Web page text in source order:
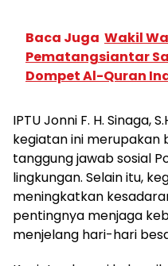
Baca Juga Wakil
Pematangsiantar
Dompet Al-Quran
IPTU Jonni F. H. Sinaga,
kegiatan ini merupakan
tanggung jawab sosial
lingkungan. Selain itu,
meningkatkan
pentingnya menjaga
menjelang hari-hari